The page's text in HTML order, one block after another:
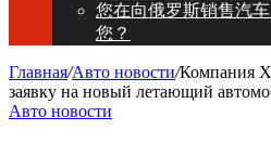
您在向俄罗斯销售汽
您？
Главная/Авто новости/Компания
заявку на новый летающий
Авто новости